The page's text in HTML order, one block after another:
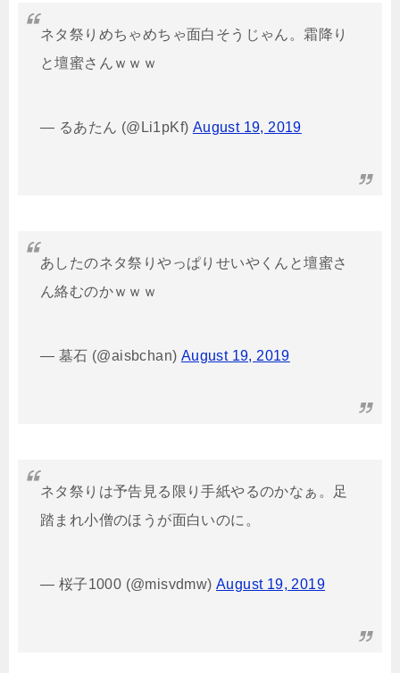
ネタ祭りめちゃめちゃ面白そうじゃん。霜降り
と壇蜜さんｗｗｗ
— るあたん (@Li1pKf) August 19, 2019
あしたのネタ祭りやっぱりせいやくんと壇蜜さ
ん絡むのかｗｗｗ
— 墓石 (@aisbchan) August 19, 2019
ネタ祭りは予告見る限り手紙やるのかなぁ。足
踏まれ小僧のほうが面白いのに。
— 桜子1000 (@misvdmw)August 19, 2019